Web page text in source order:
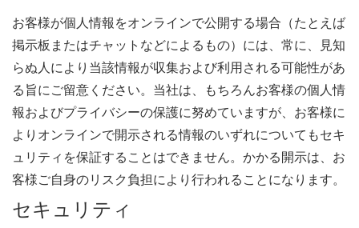
お客様が個人情報をオンラインで公開する場合（たとえば
掲示板またはチャットなどによるもの）には、常に、見知
らぬ人により当該情報が収集および利用される可能性があ
る旨にご留意ください。当社は、もちろんお客様の個人情
報およびプライバシーの保護に努めていますが、お客様に
よりオンラインで開示される情報のいずれについてもセキ
ュリティを保証することはできません。かかる開示は、お
客様ご自身のリスク負担により行われることになります。
セキュリティ